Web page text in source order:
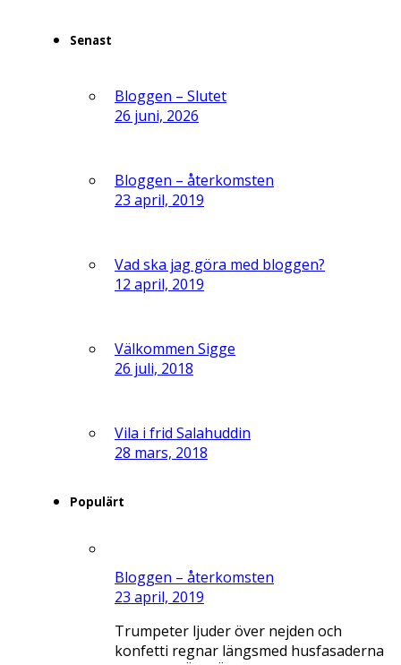
Senast
Bloggen – Slutet
26 juni, 2026
Bloggen – återkomsten
23 april, 2019
Vad ska jag göra med bloggen?
12 april, 2019
Välkommen Sigge
26 juli, 2018
Vila i frid Salahuddin
28 mars, 2018
Populärt
Bloggen – återkomsten
23 april, 2019
Trumpeter ljuder över nejden och
konfetti regnar längsmed husfasaderna